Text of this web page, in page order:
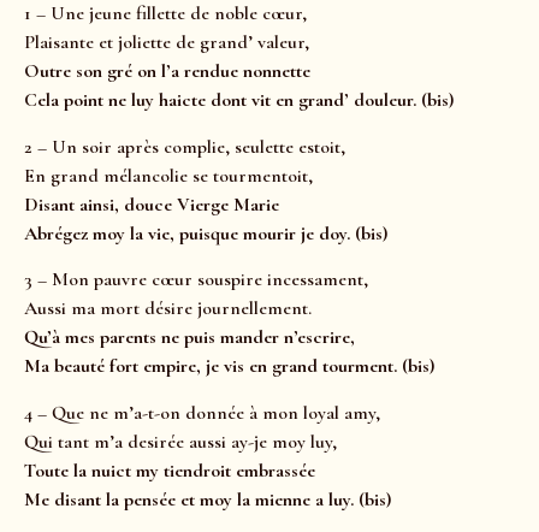
1 – Une jeune fillette de noble cœur,
Plaisante et joliette de grand’ valeur,
Outre son gré on l’a rendue nonnette
Cela point ne luy haicte dont vit en grand’ douleur. (bis)
2 – Un soir après complie, seulette estoit,
En grand mélancolie se tourmentoit,
Disant ainsi, douce Vierge Marie
Abrégez moy la vie, puisque mourir je doy. (bis)
3 – Mon pauvre cœur souspire incessament,
Aussi ma mort désire journellement.
Qu’à mes parents ne puis mander n’escrire,
Ma beauté fort empire, je vis en grand tourment. (bis)
4 – Que ne m’a-t-on donnée à mon loyal amy,
Qui tant m’a desirée aussi ay-je moy luy,
Toute la nuict my tiendroit embrassée
Me disant la pensée et moy la mienne a luy. (bis)